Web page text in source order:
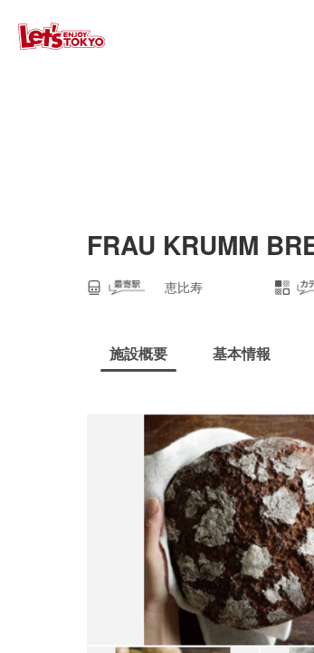
FRAU KRUMM
恵比寿
施設概要 基本情報